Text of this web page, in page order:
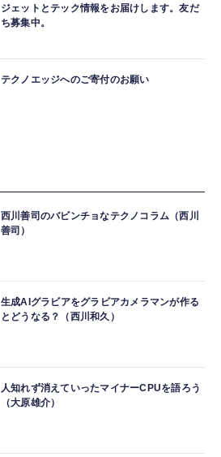
ジェットとテック情報をお届けします。友だ
ち募集中。
テクノエッジへのご寄付のお願い
西川善司のバビンチョなテクノコラム（西川
善司）
生成AIグラビアをグラビアカメラマンが作る
とどうなる？（西川和久）
人知れず消えていったマイナーCPUを語ろう
（大原雄介）